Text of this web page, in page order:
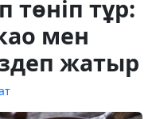
төніп тұр:
мен
жатыр